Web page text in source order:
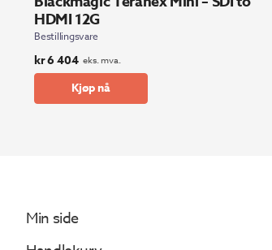
HDMI 12G
Bestillingsvare
kr6 404 eks. mva.
Kjøp nå
Min side